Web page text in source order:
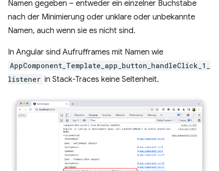
Namen gegeben – entweder ein einzelner Buchstabe
nach der Minimierung oder unklare oder unbekannte
Namen, auch wenn sie es nicht sind.
In Angular sind Aufrufframes mit Namen wie
AppComponent_Template_app_button_handleClick_1_
listener in Stack-Traces keine Seltenheit.